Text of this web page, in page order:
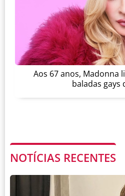
Aos 67 anos, Madonna
baladas gays
NOTÍCIAS RECENTES